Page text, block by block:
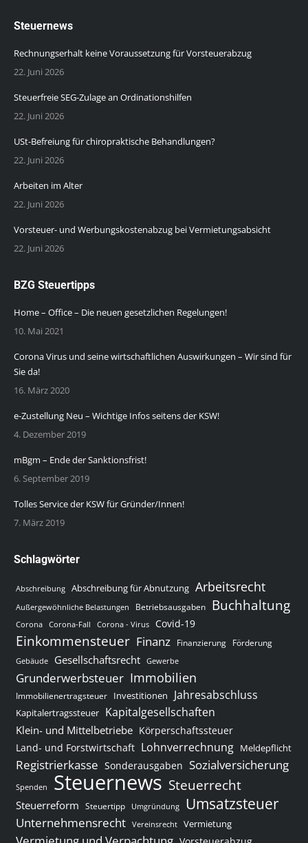
Steuernews
Rechnungserhalt keine Voraussetzung für Vorsteuerabzug
22. Juni 2026
Steuerfreie SEG-Zulage an Ordinationshilfen
22. Juni 2026
USt-Befreiung für chiropraktische Behandlungen?
22. Juni 2026
Arbeiten im Alter
22. Juni 2026
Vorsteuer- und Werbungskostenabzug bei Vermietungsabsicht
22. Juni 2026
BZG Steuertipps
Home – Office – Die neuen gesetzlichen Regelungen!
10. Mai 2021
Corona Virus und seine wirtschaftlichen Auswirkungen – Wir sind für
Sie da!
16. März 2020
e-Zustellung Neu – Wichtige Infos seitens der KSW!
4. Dezember 2019
mBgm – Ende der Sanktionsfrist!
6. September 2019
Tolles Service der KSW für Gründer/Innen!
7. März 2019
Schlagwörter
Abschreibung Abschreibung für Abnutzung Arbeitsrecht
Außergewöhnliche Belastungen Betriebsausgaben Buchhaltung
Corona Corona-Fall Corona - Virus Covid-19
Einkommensteuer Finanz Finanzierung Förderung
Gebäude Gesellschaftsrecht Gewerbe
Grunderwerbsteuer Immobilien
Immobilienertragsteuer Investitionen Jahresabschluss
Kapitalertragssteuer Kapitalgesellschaften
Klein- und Mittelbetriebe Körperschaftssteuer
Land- und Forstwirtschaft Lohnverrechnung Meldepflicht
Registrierkasse Sonderausgaben Sozialversicherung
Spenden Steuernews Steuerrecht
Steuerreform Steuertipp Umgründung Umsatzsteuer
Unternehmensrecht Vereinsrecht Vermietung